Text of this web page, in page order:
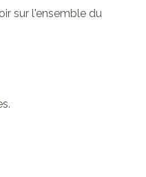
sur l'ensemble du